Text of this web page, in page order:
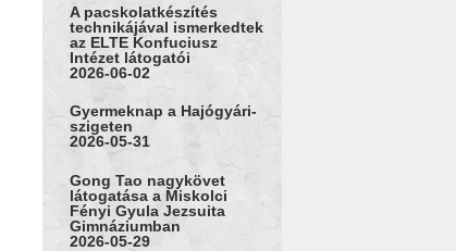
A pacskolatkészítés
technikájával ismerkedtek
az ELTE Konfuciusz
Intézet látogatói
2026-06-02
Gyermeknap a Hajógyári-
szigeten
2026-05-31
Gong Tao nagykövet
látogatása a Miskolci
Fényi Gyula Jezsuita
Gimnáziumban
2026-05-29